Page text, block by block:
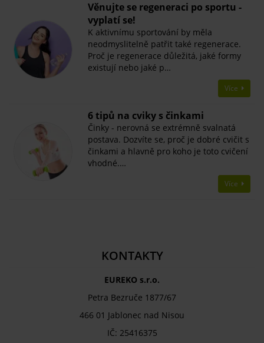
Věnujte se regeneraci po sportu -
vyplatí se!
K aktivnímu sportování by měla
neodmyslitelně patřit také regenerace.
Proč je regenerace důležitá, jaké formy
existují nebo jaké p…
Více
​6 tipů na cviky s činkami
Činky - nerovná se extrémně svalnatá
postava. Dozvíte se, proč je dobré cvičit s
činkami a hlavně pro koho je toto cvičení
vhodné.…
Více
KONTAKTY
EUREKO s.r.o.
Petra Bezruče 1877/67
466 01 Jablonec nad Nisou
IČ: 25416375